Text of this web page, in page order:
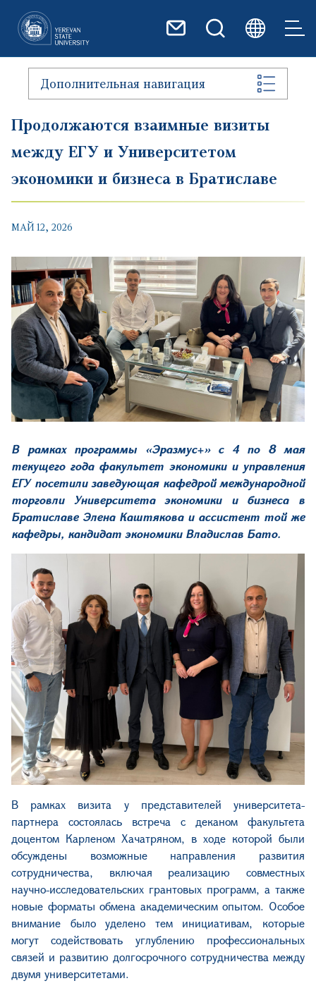
Дополнительная навигация
Продолжаются взаимные визиты
между ЕГУ и Университетом
экономики и бизнеса в Братиславе
МАЙ 12, 2026
В рамках программы «Эразмус+» с 4 по 8 мая
текущего года факультет экономики и управления
ЕГУ посетили заведующая кафедрой международной
торговли Университета экономики и бизнеса в
Братиславе Элена Каштякова и ассистент той же
кафедры, кандидат экономики Владислав Бато.
В рамках визита у представителейуниверситета-
партнера состоялась встреча с деканом факультета
доцентом Карленом Хачатряном, в ходе которой были
обсуждены возможные направления развития
сотрудничества, включая реализацию совместных
научно-исследовательских грантовых программ, а также
новые форматы обмена академическим опытом. Особое
внимание было уделено тем инициативам, которые
могут содействовать углублению профессиональных
связей и развитию долгосрочного сотрудничества между
двумя университетами.